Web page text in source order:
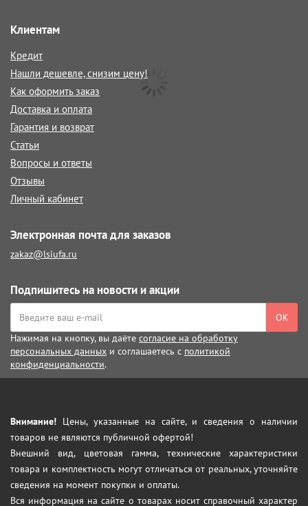
Клиентам
Кредит
Нашли дешевле, снизим цену!
Как оформить заказ
Доставка и оплата
Гарантия и возврат
Статьи
Вопросы и ответы
Отзывы
Личный кабинет
Электронная почта для заказов
zakaz@lsiufa.ru
Подпишитесь на новости и акции
ОК
Нажимая на кнопку, вы даёте согласие на обработку
персональных данных и соглашаетесь с политикой
конфиденциальности.
Внимание! Цены, указанные на сайте, и сведения о наличии
товаров не являются публичной офертой!
Внешний вид, цветовая гамма, технические характеристики
товара и комплектность могут отличаться от реальных, уточняйте
сведения на момент покупки и оплаты.
Вся информация на сайте о товарах носит справочный характер